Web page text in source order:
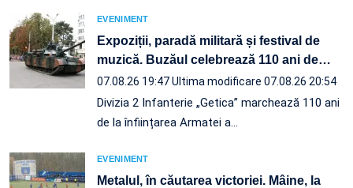
EVENIMENT
Expoziții, paradă militară și festival de
muzică. Buzăul celebrează 110 ani de…
07.08.26 19:47Ultima modificare 07.08.26 20:54
Divizia 2 Infanterie „Getica” marchează 110 ani
de la înființarea Armatei a…
EVENIMENT
Metalul, în căutarea victoriei. Mâine, la